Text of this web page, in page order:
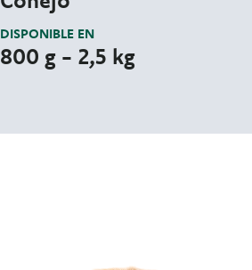
DISPONIBLE EN
800 g - 2,5 kg